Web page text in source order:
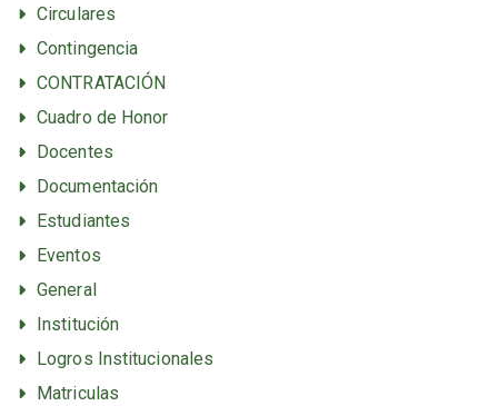
Circulares
Contingencia
CONTRATACIÓN
Cuadro de Honor
Docentes
Documentación
Estudiantes
Eventos
General
Institución
Logros Institucionales
Matriculas